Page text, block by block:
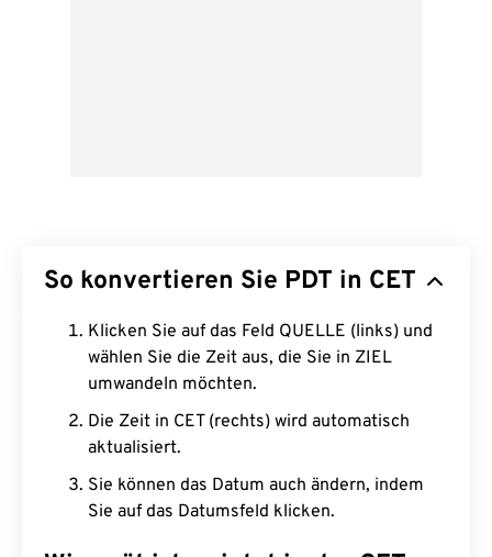
So konvertieren Sie PDT in CET
Klicken Sie auf das Feld QUELLE (links) und
wählen Sie die Zeit aus, die Sie in ZIEL
umwandeln möchten.
Die Zeit in CET (rechts) wird automatisch
aktualisiert.
Sie können das Datum auch ändern, indem
Sie auf das Datumsfeld klicken.